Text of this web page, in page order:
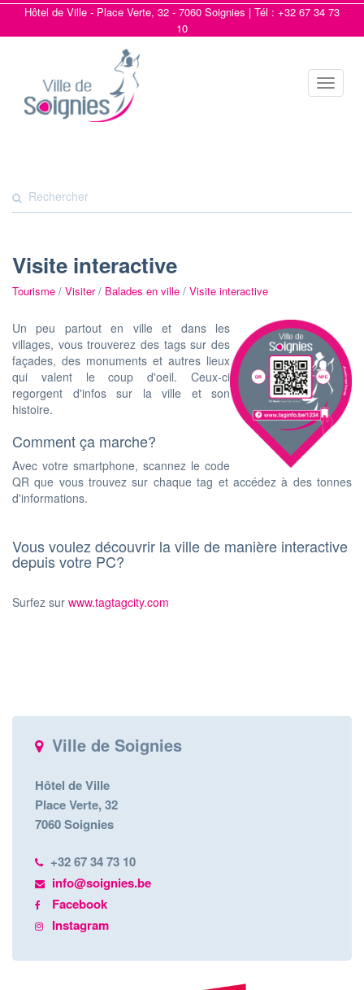
Hôtel de Ville - Place Verte, 32 - 7060 Soignies | Tél : +32 67 34 73
10
Toggle
Visite interactive
Tourisme / Visiter/ Balades en ville / Visite interactive
Un peu partout en ville et dans les
villages, vous trouverez des tags sur des
façades, des monuments et autres lieux
qui valent le coup d'oeil. Ceux-ci
regorgent d'infos sur la ville et son
histoire.
Comment ça marche?
Avec votre smartphone, scannez le code
QR que vous trouvez sur chaque tag et accédez à des tonnes
d'informations.
Vous voulez découvrir la ville de manière interactive
depuis votre PC?
Surfez sur www.tagtagcity.com
Ville de Soignies
Hôtel de Ville
Place Verte, 32
7060 Soignies
+32 67 34 73 10
info@soignies.be
Facebook
Instagram